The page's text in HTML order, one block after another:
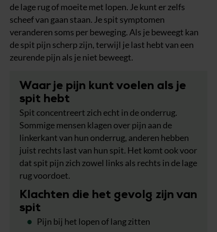
de lage rug of moeite met lopen. Je kunt er zelfs
scheef van gaan staan. Je spit symptomen
veranderen soms per beweging. Als je beweegt kan
de spit pijn scherp zijn, terwijl je last hebt van een
zeurende pijn als je niet beweegt.
Waar je pijn kunt voelen als je
spit hebt
Spit concentreert zich echt in de onderrug.
Sommige mensen klagen over pijn aan de
linkerkant van hun onderrug, anderen hebben
juist rechts last van hun spit. Het komt ook voor
dat spit pijn zich zowel links als rechts in de lage
rug voordoet.
Klachten die het gevolg zijn van
spit
Pijn bij het lopen of lang zitten